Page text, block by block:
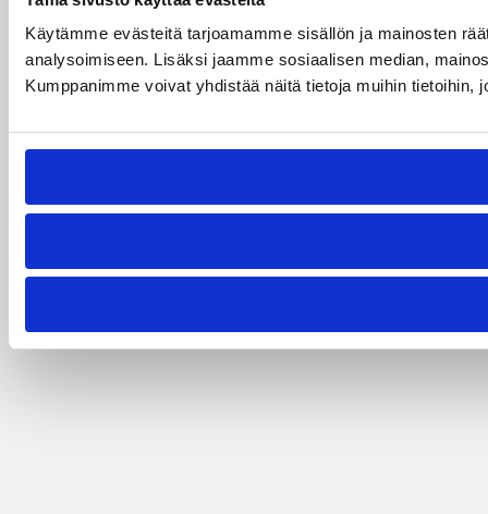
Käytämme evästeitä tarjoamamme sisällön ja mainosten
analysoimiseen. Lisäksi jaamme sosiaalisen median,
Kumppanimme voivat yhdistää näitä tietoja muihin tietoihin,